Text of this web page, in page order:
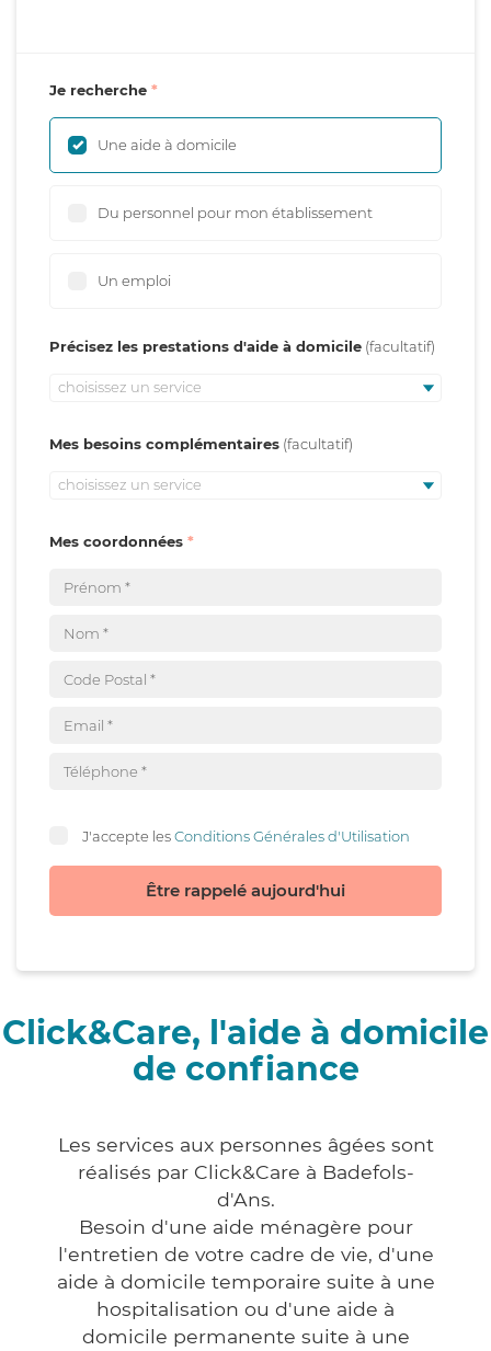
Je recherche
Une aide à domicile
Du personnel pour mon établissement
Un emploi
Précisez les prestations d'aide à domicile
choisissez un service
Mes besoins complémentaires
choisissez un service
Mes coordonnées
J'accepte lesConditions Générales d'Utilisation
Être rappelé aujourd'hui
Click&Care, l'aide à domicile
de confiance
Les services aux personnes âgées sont
réalisés par Click&Care à Badefols-
d'Ans.
Besoin d'une aide ménagère pour
l'entretien de votre cadre de vie, d'une
aide à domicile temporaire suite à une
hospitalisation ou d'une aide à
domicile permanente suite à une